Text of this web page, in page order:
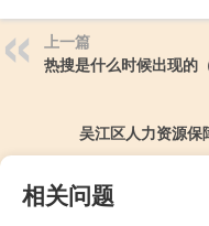
上一篇
热搜是什么时候出现的
吴江区人力资源保
相关问题